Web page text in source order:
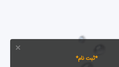
*ثبت نام*